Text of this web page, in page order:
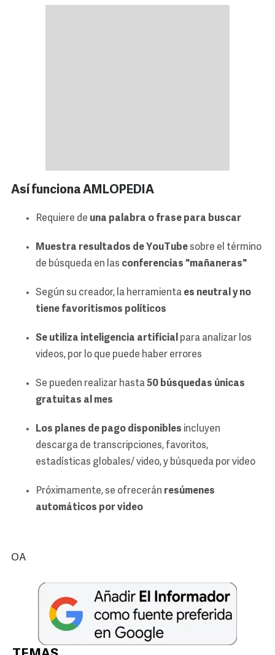
Así funciona AMLOPEDIA
Requiere de una palabra o frase para buscar
Muestra resultados de YouTubesobre el término
de búsqueda en las conferencias "mañaneras"
Según su creador, la herramienta es neutral y no
tiene favoritismos políticos
Se utiliza inteligencia artificial para analizar los
videos, por lo que puede haber errores
Se pueden realizar hasta50 búsquedas únicas
gratuitas al mes
Los planes de pago disponibles incluyen
descarga de transcripciones, favoritos,
estadísticas globales/ video, y búsqueda por video
Próximamente, se ofrecerán resúmenes
automáticos por video
OA